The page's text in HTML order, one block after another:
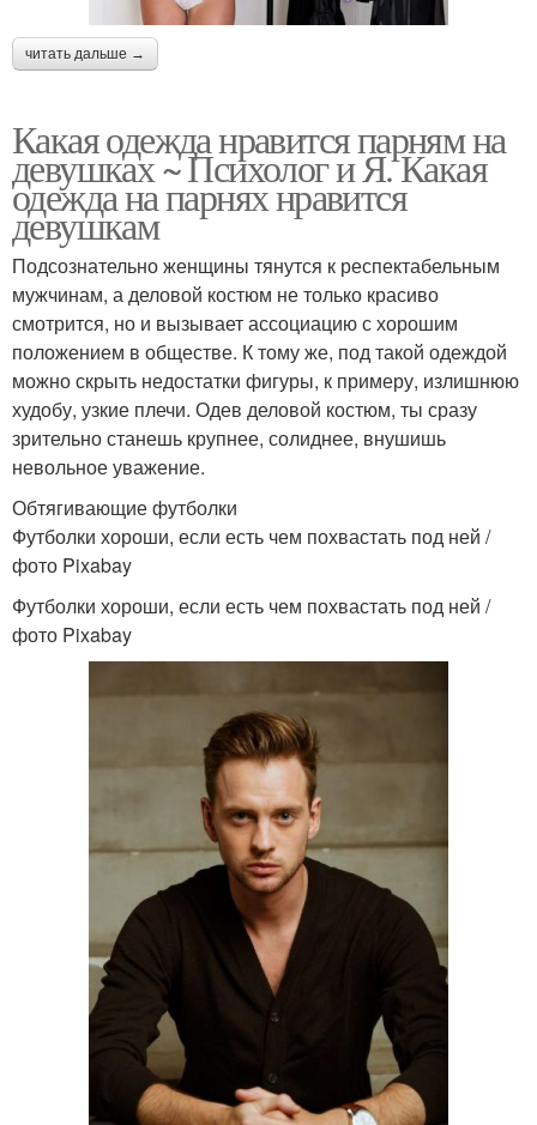
читать дальше →
Какая одежда нравится парням на
девушках ~ Психолог и Я. Какая
одежда на парнях нравится
девушкам
Подсознательно женщины тянутся к респектабельным
мужчинам, а деловой костюм не только красиво
смотрится, но и вызывает ассоциацию с хорошим
положением в обществе. К тому же, под такой одеждой
можно скрыть недостатки фигуры, к примеру, излишнюю
худобу, узкие плечи. Одев деловой костюм, ты сразу
зрительно станешь крупнее, солиднее, внушишь
невольное уважение.
Обтягивающие футболки
Футболки хороши, если есть чем похвастать под ней /
фото Pixabay
Футболки хороши, если есть чем похвастать под ней /
фото Pixabay